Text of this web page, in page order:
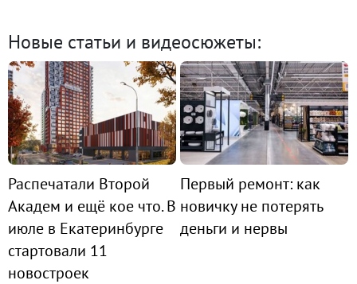
Новые статьи и видеосюжеты:
Распечатали Второй
Академ и ещё кое что. В
июле в Екатеринбурге
стартовали 11
новостроек
Первый ремонт: как
новичку не потерять
деньги и нервы